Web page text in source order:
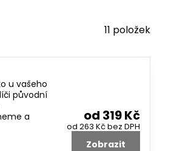
11 položek
u vašeho
původní
a
od 319 Kč
od 263 Kčbez DPH
Zobrazit